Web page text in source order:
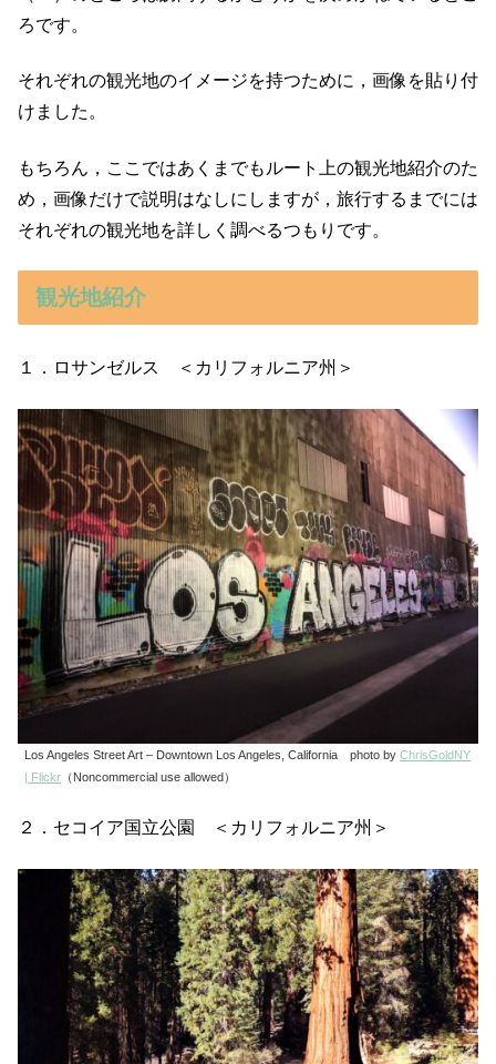
ろです。
それぞれの観光地のイメージを持つために，画像を貼り付
けました。
もちろん，ここではあくまでもルート上の観光地紹介のた
め，画像だけで説明はなしにしますが，旅行するまでには
それぞれの観光地を詳しく調べるつもりです。
観光地紹介
１．ロサンゼルス ＜カリフォルニア州＞
Los Angeles Street Art – Downtown Los Angeles, California photo by ChrisGoldNY
| Flickr （Noncommercial use allowed）
２．セコイア国立公園 ＜カリフォルニア州＞